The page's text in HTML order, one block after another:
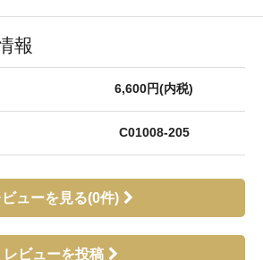
報
6,600円(内税)
C01008-205
ビューを見る(0件)
レビューを投稿